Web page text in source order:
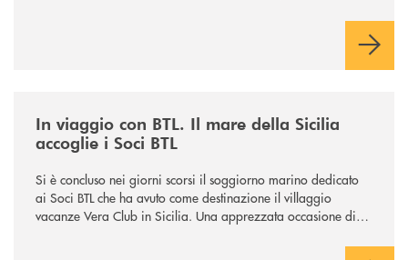
In viaggio con BTL. Il mare della Sicilia
accoglie i Soci BTL
Si è concluso nei giorni scorsi il soggiorno marino dedicato
ai Soci BTL che ha avuto come destinazione il villaggio
vacanze Vera Club in Sicilia. Una apprezzata occasione di